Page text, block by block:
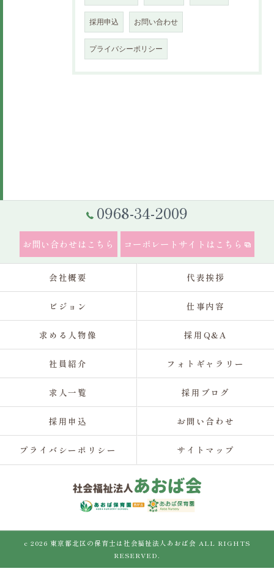
採用申込 お問い合わせ
プライバシーポリシー
0968-34-2009
お問い合わせはこちら コーポレートサイトはこちら
会社概要 代表挨拶
ビジョン 仕事内容
求める人物像 採用Q&A
社員紹介 フォトギャラリー
求人一覧 採用ブログ
採用申込 お問い合わせ
プライバシーポリシー サイトマップ
c 2026 東京都北区の保育士は社会福祉法人あおば会 ALL RIGHTS
RESERVED.